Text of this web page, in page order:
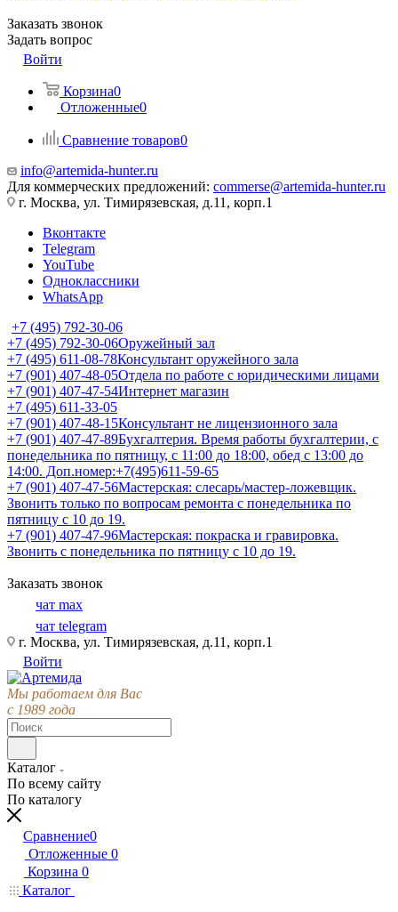
Заказать звонок
Задать вопрос
Войти
Корзина0
Отложенные0
Сравнение товаров0
info@artemida-hunter.ru
Для коммерческих предложений: commerse@artemida-hunter.ru
г. Москва, ул. Тимирязевская, д.11, корп.1
Вконтакте
Telegram
YouTube
Одноклассники
WhatsApp
+7 (495) 792-30-06
+7 (495) 792-30-06Оружейный зал
+7 (495) 611-08-78Консультант оружейного зала
+7 (901) 407-48-05Отдела по работе с юридическими лицами
+7 (901) 407-47-54Интернет магазин
+7 (495) 611-33-05
+7 (901) 407-48-15Консультант не лицензионного зала
+7 (901) 407-47-89Бухгалтерия. Время работы бухгалтерии, с
понедельника по пятницу, с 11:00 до 18:00, обед с 13:00 до
14:00. Доп.номер:+7(495)611-59-65
+7 (901) 407-47-56Мастерская: слесарь/мастер-ложевщик.
Звонить только по вопросам ремонта с понедельника по
пятницу с 10 до 19.
+7 (901) 407-47-96Мастерская: покраска и гравировка.
Звонить с понедельника по пятницу с 10 до 19.
Заказать звонок
чат max
чат telegram
г. Москва, ул. Тимирязевская, д.11, корп.1
Войти
Мы работаем для Вас
с 1989 года
Каталог
По всему сайту
По каталогу
Сравнение0
Отложенные 0
Корзина 0
Каталог